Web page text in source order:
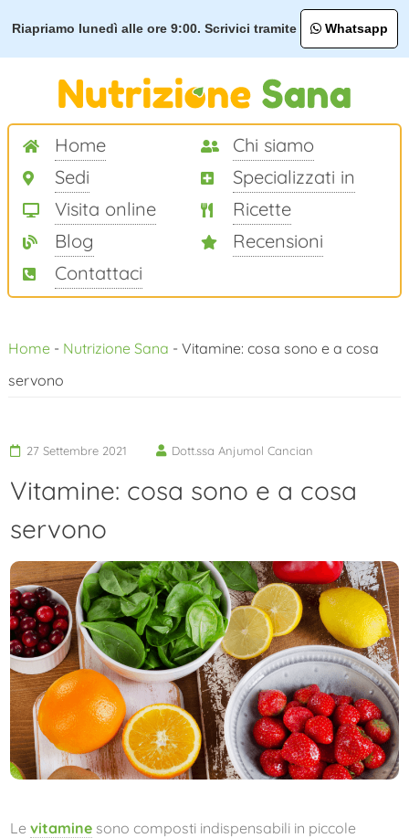
Riapriamo lunedì alle ore 9:00. Scrivici tramite Whatsapp
Home
Chi siamo
Sedi
Specializzati in
Visita online
Ricette
Blog
Recensioni
Contattaci
al
contenuto
Home- Nutrizione Sana - Vitamine: cosa sono e a cosa
servono
27 Settembre 2021 Dott.ssa Anjumol Cancian
Vitamine: cosa sono e a cosa
servono
Levitamine sono composti indispensabili in piccole